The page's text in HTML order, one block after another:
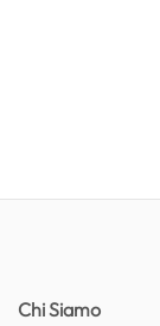
Chi Siamo